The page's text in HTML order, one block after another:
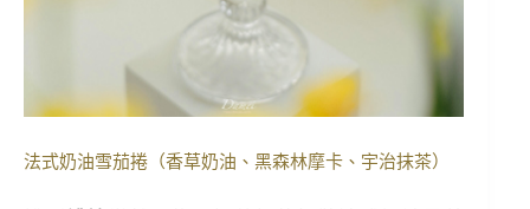
法式奶油雪茄捲（香草奶油、黑森林摩卡、宇治抹茶）